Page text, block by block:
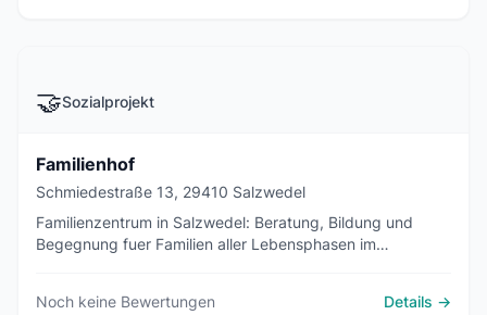
🤝Sozialprojekt
Familienhof
Schmiedestraße 13, 29410 Salzwedel
Familienzentrum in Salzwedel: Beratung, Bildung und
Begegnung fuer Familien aller Lebensphasen im
Noch keine Bewertungen
Details →